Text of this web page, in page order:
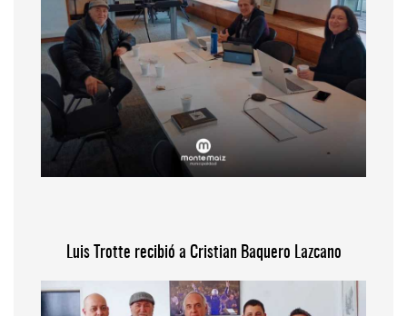
Luis Trotte recibió a Cristian Baquero Lazcano